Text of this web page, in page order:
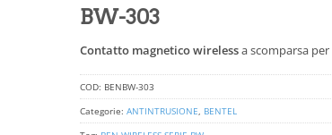
BW-303
Contatto magnetico wirelessa scomparsa per
COD: BENBW-303
Categorie: ANTINTRUSIONE BENTEL